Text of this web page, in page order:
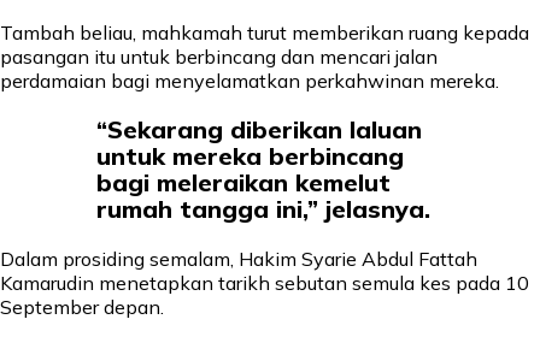
Tambah beliau, mahkamah turut memberikan ruang kepada
pasangan itu untuk berbincang dan mencari jalan
perdamaian bagi menyelamatkan perkahwinan mereka.
“Sekarang diberikan laluan
untuk mereka berbincang
bagi meleraikan kemelut
rumah tangga ini,” jelasnya.
Dalam prosiding semalam, Hakim Syarie Abdul Fattah
Kamarudin menetapkan tarikh sebutan semula kes pada 10
September depan.